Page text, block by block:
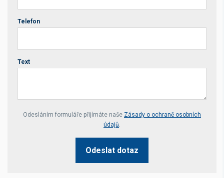
Telefon
Text
Your website *
Odesláním formuláře přijímáte naše Zásady o ochraně osobních
údajů.
Odeslat dotaz